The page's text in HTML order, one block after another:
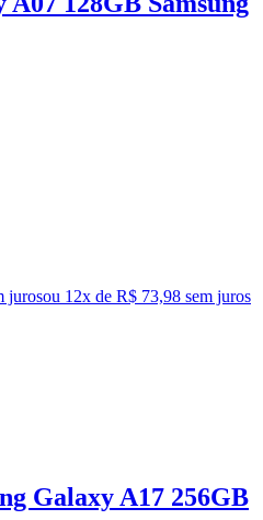
jurosou 12x de R$ 73,98 sem juros
Galaxy A17 256GB